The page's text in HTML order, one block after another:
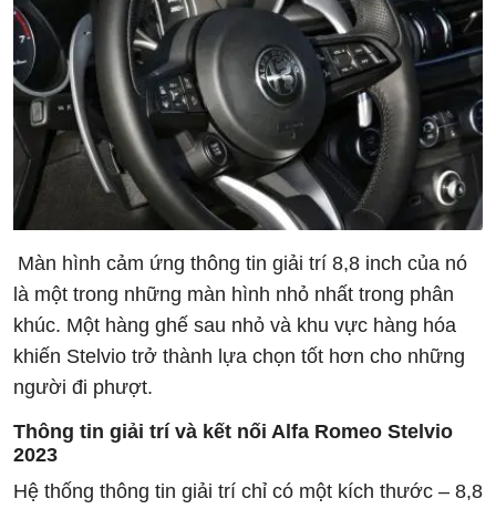
Màn hình cảm ứng thông tin giải trí 8,8 inch của nó
là một trong những màn hình nhỏ nhất trong phân
khúc. Một hàng ghế sau nhỏ và khu vực hàng hóa
khiến Stelvio trở thành lựa chọn tốt hơn cho những
người đi phượt.
Thông tin giải trí và kết nối Alfa Romeo Stelvio
2023
Hệ thống thông tin giải trí chỉ có một kích thước – 8,8